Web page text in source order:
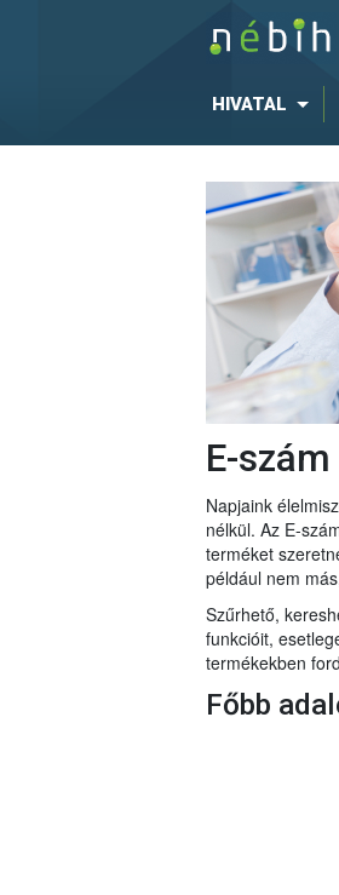
HIVATAL
E-
Napjaink
nélkül. Az E-
terméket
például nem
Szűrhető,
funkcióit,
termékekben
Főbb